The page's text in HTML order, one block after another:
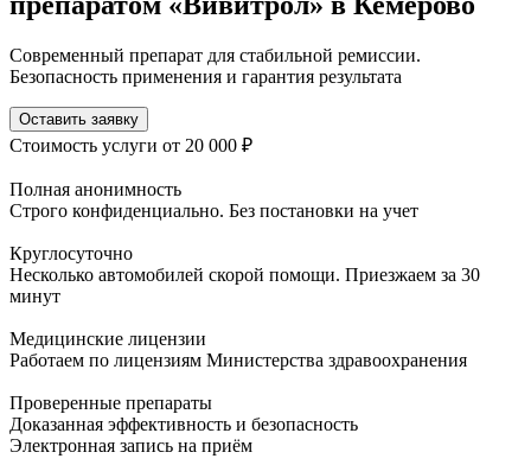
Современный препарат для стабильной ремиссии.
Безопасность применения и гарантия результата
Оставить заявку
Стоимость услуги от 20 000 ₽
Полная анонимность
Строго конфиденциально. Без постановки на учет
Круглосуточно
Несколько автомобилей скорой помощи. Приезжаем за 30
минут
Медицинские лицензии
Работаем по лицензиям Министерства здравоохранения
Проверенные препараты
Доказанная эффективность и безопасность
Электронная запись на приём